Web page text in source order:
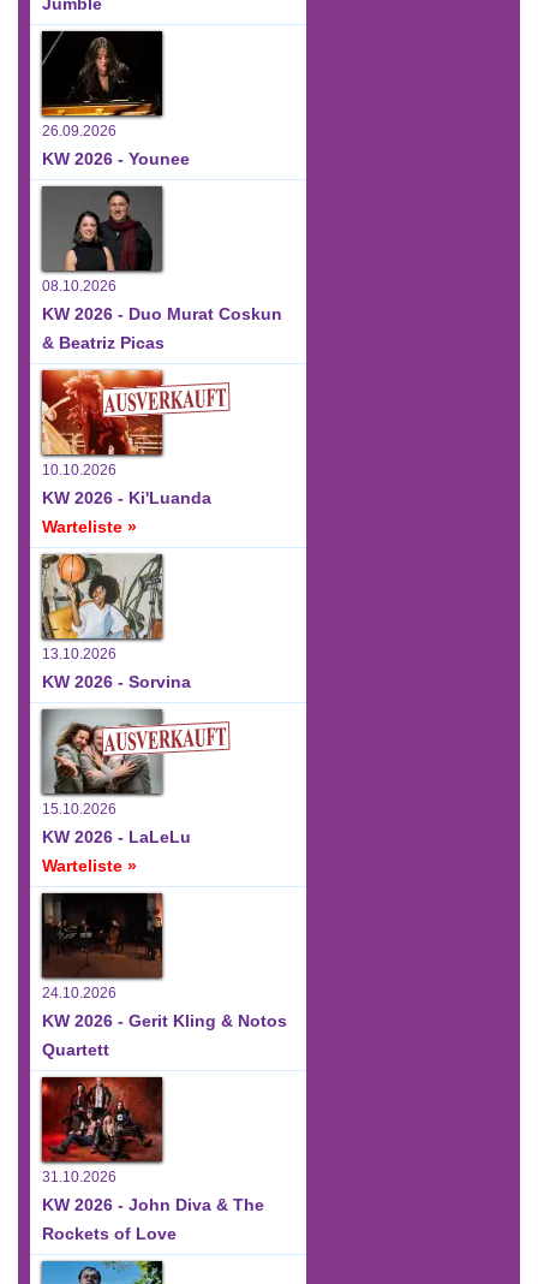
26.09.2026
KW 2026 - Younee
08.10.2026
KW 2026 - Duo Murat Coskun
& Beatriz Picas
10.10.2026
KW 2026 - Ki'Luanda
Warteliste »
13.10.2026
KW 2026 - Sorvina
15.10.2026
KW 2026 - LaLeLu
Warteliste »
24.10.2026
KW 2026 - Gerit Kling & Notos
Quartett
31.10.2026
KW 2026 - John Diva & The
Rockets of Love